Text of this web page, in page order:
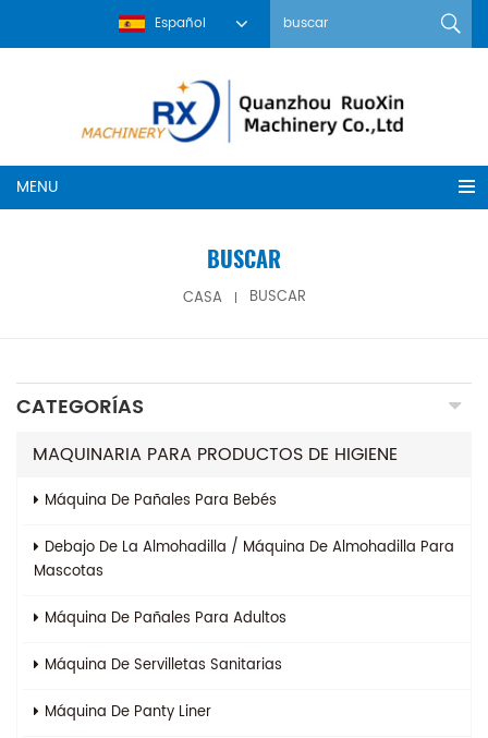
Español
MENU
BUSCAR
CASA BUSCAR
CATEGORÍAS
MAQUINARIA PARA PRODUCTOS DE HIGIENE
Máquina De Pañales Para Bebés
Debajo De La Almohadilla / Máquina De Almohadilla Para
Mascotas
Máquina De Pañales Para Adultos
Máquina De Servilletas Sanitarias
Máquina De Panty Liner